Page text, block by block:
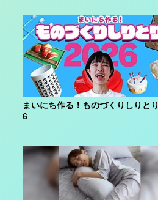
まいにち作る！ものづくりしりと
6